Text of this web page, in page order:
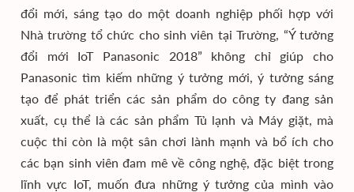
đổi mới, sáng tạo do một doanh nghiệp phối hợp với
Nhà trường tổ chức cho sinh viên tại Trường, “Ý tưởng
đổi mới IoT Panasonic 2018” không chỉ giúp cho
Panasonic tìm kiếm những ý tưởng mới, ý tưởng sáng
tạo để phát triển các sản phẩm do công ty đang sản
xuất, cụ thể là các sản phẩm Tủ lạnh và Máy giặt, mà
cuộc thi còn là một sân chơi lành mạnh và bổ ích cho
các bạn sinh viên đam mê về công nghệ, đặc biệt trong
lĩnh vực IoT, muốn đưa những ý tưởng của mình vào